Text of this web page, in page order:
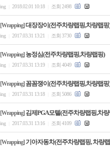
ing 2018.02.01 10:18 조회 2498
[Wrapping] 대장장이(전주차량랩핑,차량랩핑)
ing 2017.03.31 13:21 조회 3730
[Wrapping] 농정심(전주차량랩핑,차량랩핑)
ing 2017.03.31 13:19 조회 4049
[Wrapping] 꼼꼼쟁이(전주차량랩핑,차량랩핑)
ing 2017.03.31 13:18 조회 5086
[Wrapping] 김제PGA모텔(전주차량랩핑,차
ing 2017.03.31 13:16 조회 4109
[Wrapping] 기아자동차(전주차량랩핑, 차량